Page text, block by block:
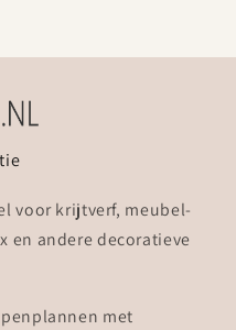
voor krijtverf, meubel-
en andere decoratieve
met